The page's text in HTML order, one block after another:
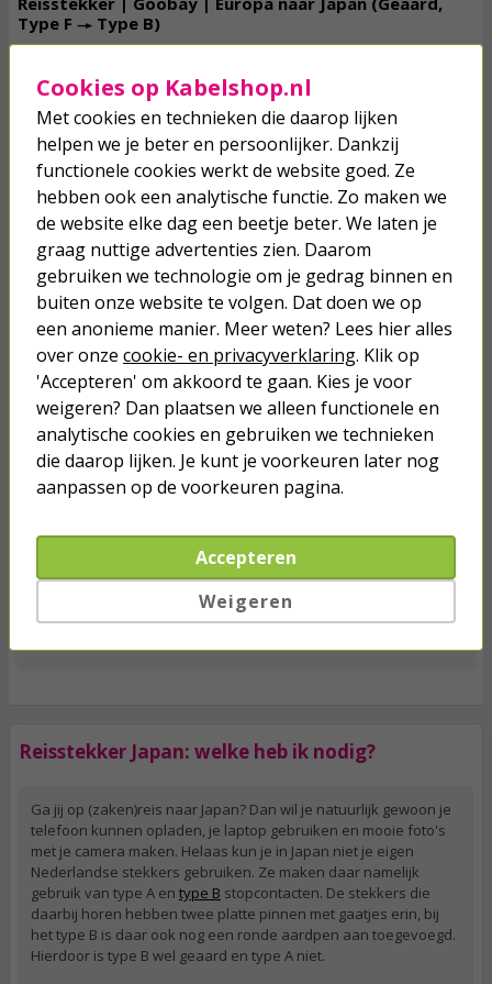
Type F → Type B)
vergroten
7,
incl. btw
Morgen in huis! Toevoegen
Reisstekker met USB | Hama | Europa naar Japan
(Geaard, Type C en F → Type B, 1x USB A, 1x USB C)
18,
95
Morgen in huis! Toevoegen
Reisstekker Japan: welke heb ik nodig?
Ga jij op (zaken)reis naar Japan? Dan wil je natuurlijk gewoon je
telefoon kunnen opladen, je laptop gebruiken en mooie foto's
met je camera maken. Helaas kun je in Japan niet je eigen
Nederlandse stekkers gebruiken. Ze maken daar namelijk
gebruik van type A en type B stopcontacten. De stekkers die
daarbij horen hebben twee platte pinnen met gaatjes erin, bij
het type B is daar ook nog een ronde aardpen aan toegevoegd.
Hierdoor is type B wel geaard en type A niet.
Cookies op Kabelshop.nl
Met cookies en technieken die daarop lijken
helpen we je beter en persoonlijker. Dankzij
functionele cookies werkt de website goed. Ze
hebben ook een analytische functie. Zo maken we
de website elke dag een beetje beter. We laten je
graag nuttige advertenties zien. Daarom
gebruiken we technologie om je gedrag binnen en
buiten onze website te volgen. Dat doen we op
een anonieme manier. Meer weten? Lees hier alles
over onze cookie- en privacyverklaring. Klik op
'Accepteren' om akkoord te gaan. Kies je voor
weigeren? Dan plaatsen we alleen functionele en
analytische cookies en gebruiken we technieken
die daarop lijken. Je kunt je voorkeuren later nog
aanpassen op de voorkeuren pagina.
Accepteren
Weigeren